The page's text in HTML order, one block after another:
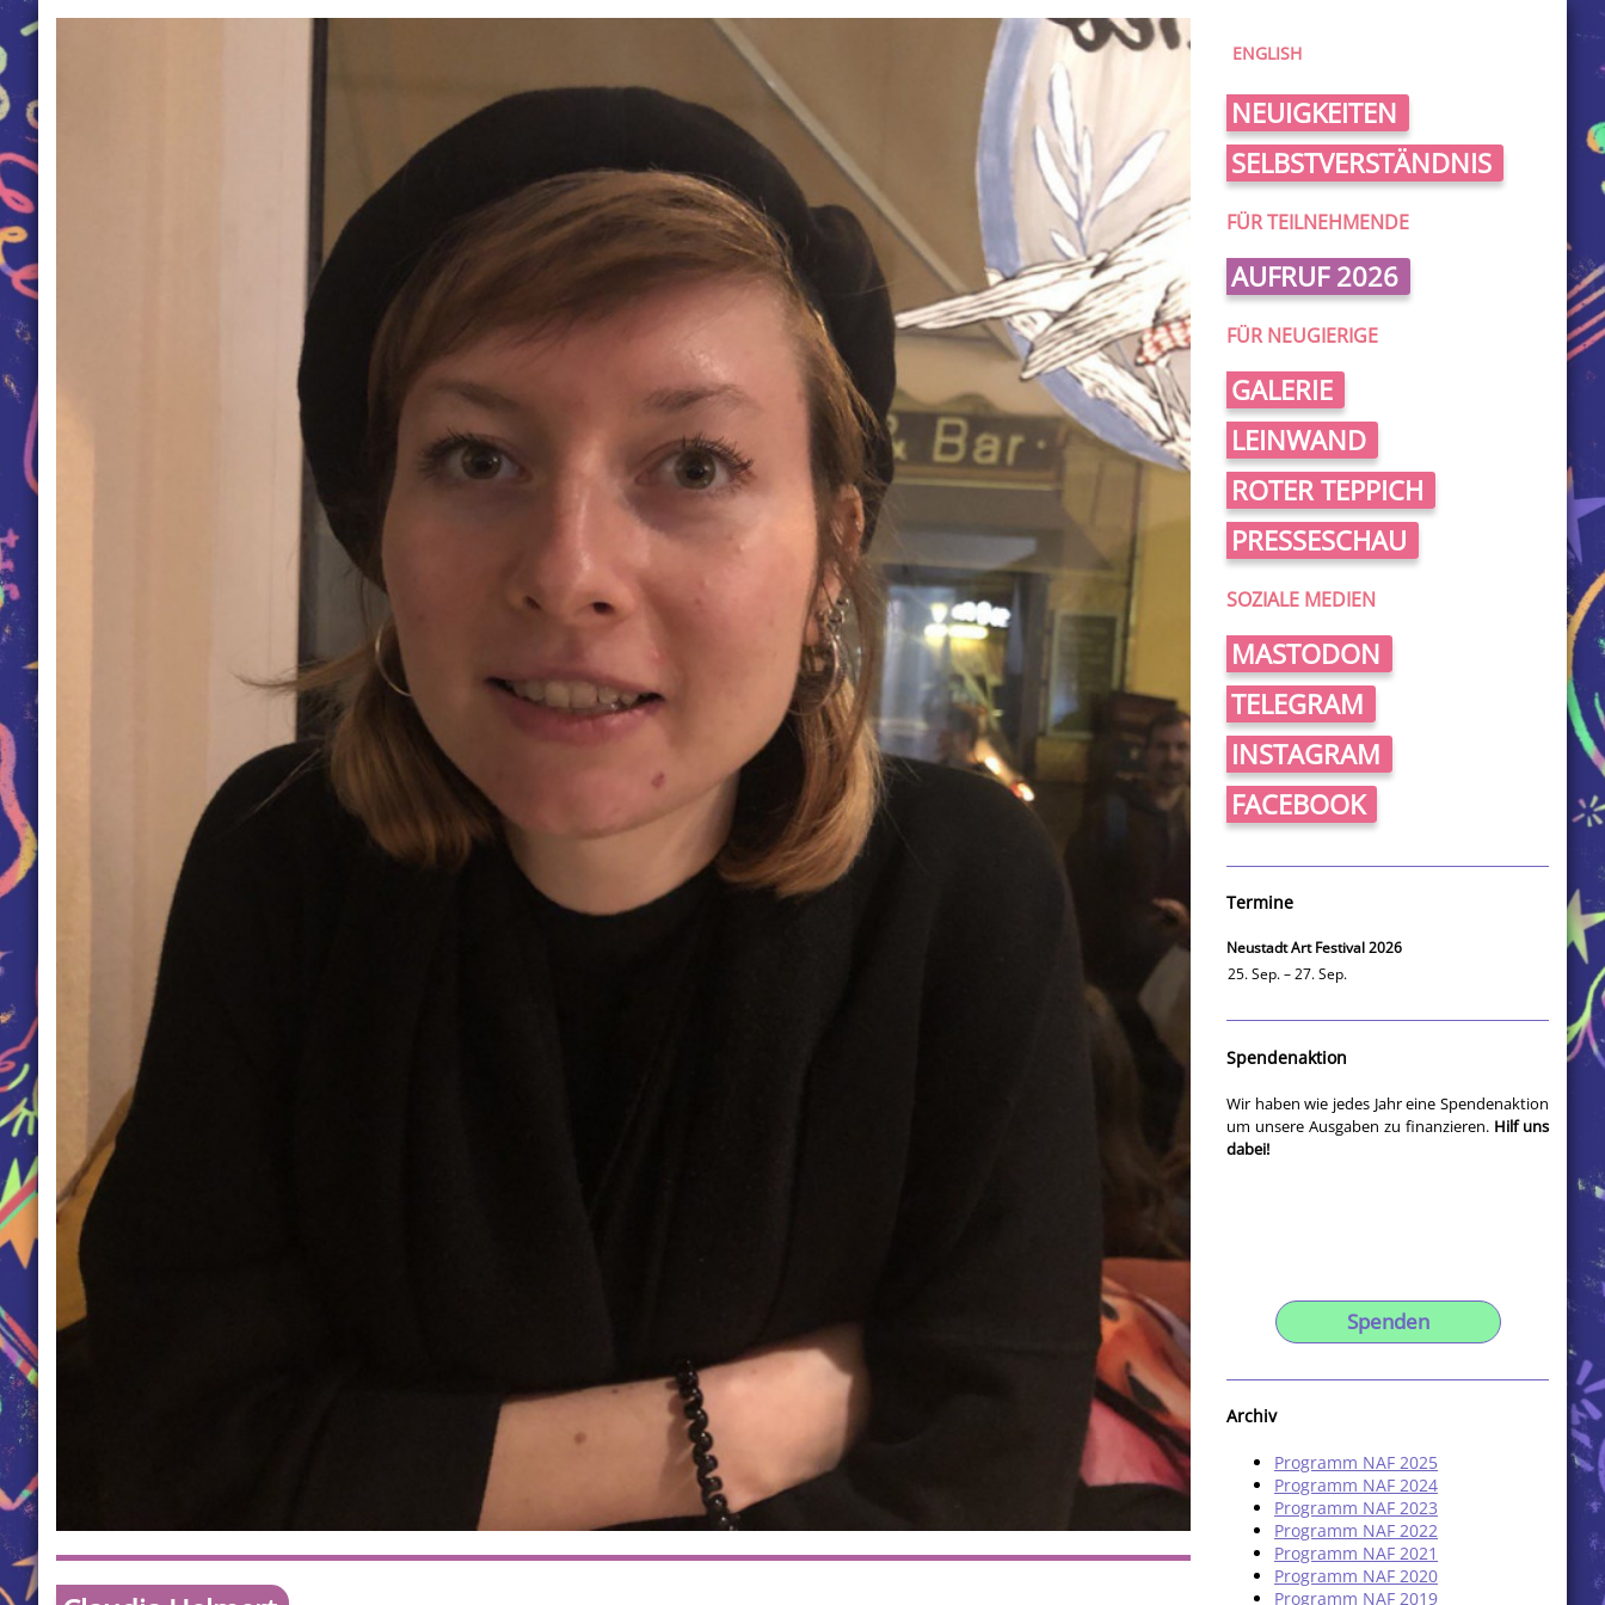
ENGLISH
NEUIGKEITEN
SELBSTVERSTÄNDNIS
FÜR TEILNEHMENDE
AUFRUF 2026
FÜR NEUGIERIGE
GALERIE
LEINWAND
ROTER TEPPICH
PRESSESCHAU
SOZIALE MEDIEN
MASTODON
TELEGRAM
INSTAGRAM
FACEBOOK
Termine
Neustadt Art Festival 2026
25. Sep. – 27. Sep.
Spendenaktion
Wir haben wie jedes Jahr eine Spendenaktion
um unsere Ausgaben zu finanzieren. Hilf uns
dabei!
Spenden
Archiv
Programm NAF 2025
Programm NAF 2024
Programm NAF 2023
Programm NAF 2022
Programm NAF 2021
Programm NAF 2020
Programm NAF 2019